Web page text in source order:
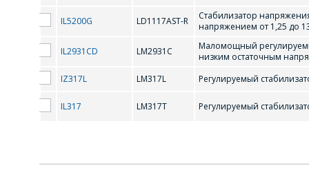
IL5200G LD1117AST-R
Стабилизатор
напряжением от 1,25 до
IL2931CD LM2931C
Маломощный
низким остаточным
IZ317L LM317L Регулируемый
IL317 LM317T Регулируемый